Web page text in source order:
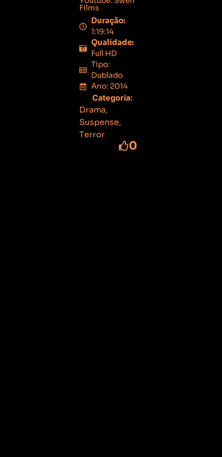
Films
Duração:
1:19:14
Qualidade:
Full HD
Tipo:
Dublado
Ano: 2014
Categoria:
Drama,
Suspense,
Terror
0